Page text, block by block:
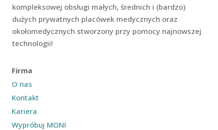
kompleksowej obsługi małych, średnich i (bardzo)
dużych prywatnych placówek medycznych oraz
okołomedycznych stworzony przy pomocy najnowszej
technologii!
Firma
O nas
Kontakt
Kariera
Wypróbuj MONI